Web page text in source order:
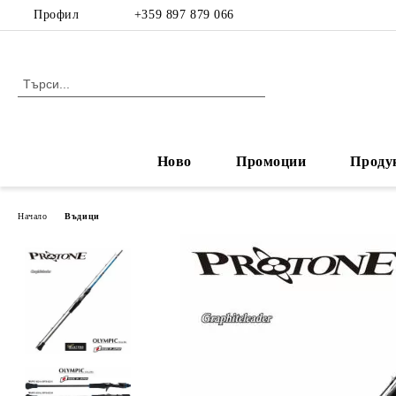
Профил +359 897 879 066
Ново Промоции
Начало Въдици